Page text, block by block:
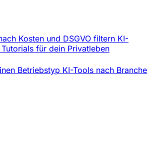
Kosten und DSGVO filtern KI-
Tutorials für dein Privatleben
Betriebstyp KI-Tools nach Branche